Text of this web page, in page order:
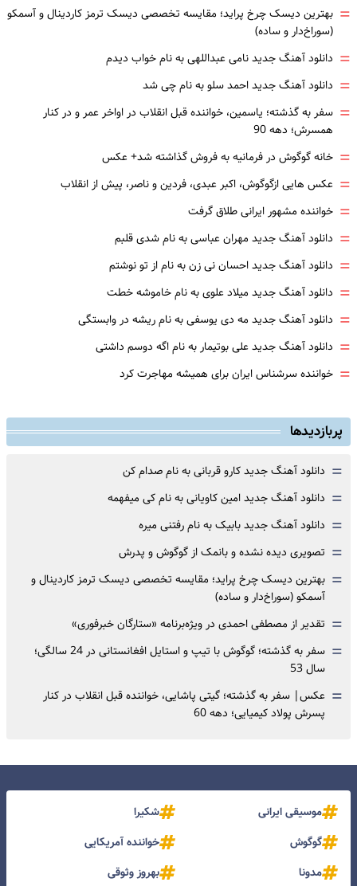
= بهترین دیسک چرخ پراید؛ مقایسه تخصصی دیسک ترمز کاردینال و آسمکو
(سوراخ‌دار و ساده)
= دانلود آهنگ جدید نامی عبداللهی به نام خواب دیدم
= دانلود آهنگ جدید احمد سلو به نام چی شد
= سفر به گذشته؛ یاسمین، خواننده قبل انقلاب در اواخر عمر و در کنار
همسرش؛ دهه 90
= خانه گوگوش در فرمانیه به فروش گذاشته شد+ عکس
= عکس هایی ازگوگوش، اکبر عبدی، فردین و ناصر، پیش از انقلاب
= خواننده مشهور ایرانی طلاق گرفت
= دانلود آهنگ جدید مهران عباسی به نام شدی قلبم
= دانلود آهنگ جدید احسان نی زن به نام از تو نوشتم
= دانلود آهنگ جدید میلاد علوی به نام خاموشه خطت
= دانلود آهنگ جدید مه دی یوسفی به نام ریشه در وابستگی
= دانلود آهنگ جدید علی بوتیمار به نام اگه دوسم داشتی
= خواننده سرشناس ایران برای همیشه مهاجرت کرد
پربازدیدها
= دانلود آهنگ جدید کارو قربانی به نام صدام کن
= دانلود آهنگ جدید امین کاویانی به نام کی میفهمه
= دانلود آهنگ جدید بابیک به نام رفتنی میره
= تصویری دیده نشده و بانمک از گوگوش و پدرش
= بهترین دیسک چرخ پراید؛ مقایسه تخصصی دیسک ترمز کاردینال و
آسمکو (سوراخ‌دار و ساده)
= تقدیر از مصطفی احمدی در ویژه‌برنامه «ستارگان خبرفوری»
=
سفر به گذشته؛ گوگوش با تیپ و استایل افغانستانی در 24 سالگی؛
سال 53
= عکس| سفر به گذشته؛ گیتی پاشایی، خواننده قبل انقلاب در کنار
پسرش پولاد کیمیایی؛ دهه 60
موسیقی ایرانی
شکیرا
گوگوش
خواننده آمریکایی
مدونا
بهروز وثوقی